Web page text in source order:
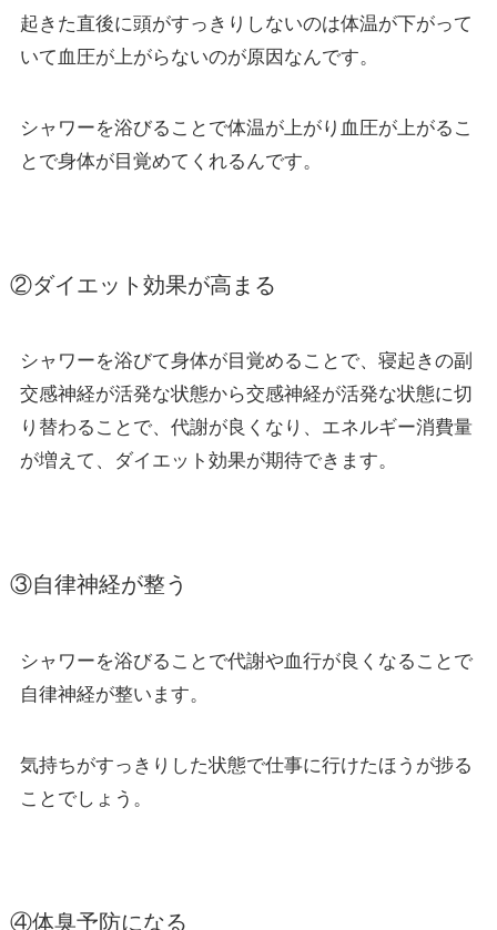
起きた直後に頭がすっきりしないのは体温が下がって
いて血圧が上がらないのが原因なんです。
シャワーを浴びることで体温が上がり血圧が上がるこ
とで身体が目覚めてくれるんです。
②ダイエット効果が高まる
シャワーを浴びて身体が目覚めることで、寝起きの副
交感神経が活発な状態から交感神経が活発な状態に切
り替わることで、代謝が良くなり、エネルギー消費量
が増えて、ダイエット効果が期待できます。
③自律神経が整う
シャワーを浴びることで代謝や血行が良くなることで
自律神経が整います。
気持ちがすっきりした状態で仕事に行けたほうが捗る
ことでしょう。
④体臭予防になる